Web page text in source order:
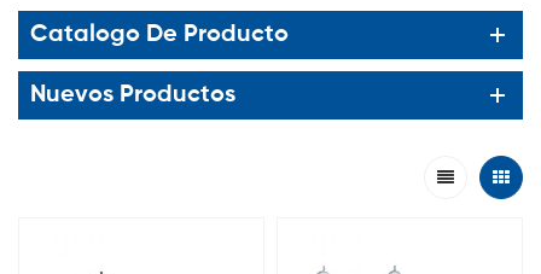
Catalogo De Producto
Nuevos Productos